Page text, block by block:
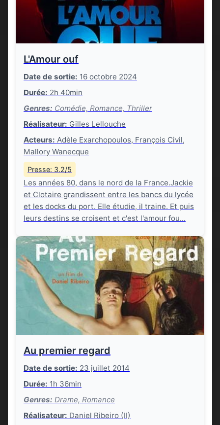
L'Amour ouf
Date de sortie: 16 octobre 2024
Durée: 2h 40min
Genres: Comédie, Romance, Thriller
Réalisateur: Gilles Lellouche
Acteurs: Adèle Exarchopoulos, François Civil,
Mallory Wanecque
Presse: 3.2/5
Les années 80, dans le nord de la France.Jackie
et Clotaire grandissent entre les bancs du lycée
et les docks du port. Elle étudie, il traine. Et puis
leurs destins se croisent et c'est l'amour fou...
Au premier regard
Date de sortie: 23 juillet 2014
Durée: 1h 36min
Genres: Drame, Romance
Réalisateur: Daniel Ribeiro (II)